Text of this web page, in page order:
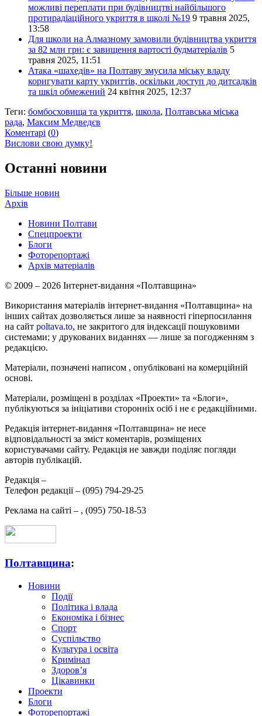
можливі переплати при будівництві найбільшого
протирадіаційного укриття в школі №19 9 травня 2025,
13:58
Для школи на Алмазному замовили будівництва укриття
за 82 млн грн: є завищення вартості будматеріалів 5
травня 2025, 11:51
Атака «шахедів» на Полтаву змусила міську владу
коригувати карту укриттів, оскільки доступ до дитсадків
та шкіл обмежений 24 квітня 2025, 12:37
Теги: бомбосховища та укриття, школа, Полтавська міська
рада, Максим Медведєв
Коментарі (0)
Вислови свою думку!
Останні новини
Більше новин
Архів
Новини Полтави
Спецпроекти
Блоги
Фоторепортажі
Архів матеріалів
© 2009 – 2026 Інтернет-видання «Полтавщина»
Використання матеріалів інтернет-видання «Полтавщина» на
інших сайтах дозволяється лише за наявності гіперпосилання
на сайт poltava.to, не закритого для індексації пошуковими
системами; у друкованих виданнях — лише за погодженням з
редакцією.
Матеріали, позначені написом , опубліковані на комерційній
основі.
Матеріали, розміщені в розділах «Проекти» та «Блоги»,
публікуються за ініціативи сторонніх осіб і не є редакційними.
Редакція інтернет-видання «Полтавщина» не несе
відповідальності за зміст коментарів, розміщених
користувачами сайту. Редакція не завжди поділяє погляди
авторів публікацій.
Редакція –
Телефон редакції – (095) 794-29-25
Реклама на сайті – , (095) 750-18-53
Полтавщина:
Новини
Події
Політика і влада
Економіка і бізнес
Спорт
Суспільство
Культура і освіта
Кримінал
Здоров’я
Цікавинки
Проекти
Блоги
Фоторепортажі